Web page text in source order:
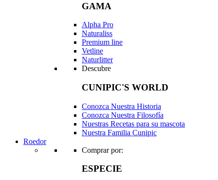
GAMA
Alpha Pro
Naturaliss
Premium line
Vetline
Naturlitter
Descubre
CUNIPIC'S WORLD
Conozca Nuestra Historia
Conozca Nuestra Filosofía
Nuestras Recetas para su mascota
Nuestra Familia Cunipic
Roedor
Comprar por:
ESPECIE